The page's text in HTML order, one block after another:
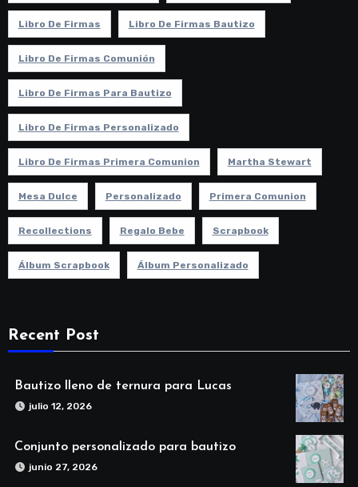
Libro De Firmas Libro De Firmas Bautizo
Libro De Firmas Comunión
Libro De Firmas Para Bautizo
Libro De Firmas Personalizado
Libro De Firmas Primera Comunion Martha Stewart
Mesa Dulce Personalizado Primera Comunion
Recollections Regalo Bebe Scrapbook
Álbum Scrapbook Álbum Personalizado
Recent Post
Bautizo lleno de ternura para Lucas
julio 12, 2026
Conjunto personalizado para bautizo
junio 27, 2026